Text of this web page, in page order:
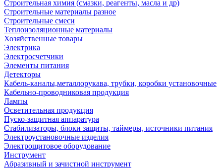
Строительная химия (смазки, реагенты, масла и др)
Строительные материалы разное
Строительные смеси
Теплоизоляционные материалы
Хозяйственные товары
Электрика
Электросчетчики
Элементы питания
Детекторы
Кабель-каналы,металлорукава, трубки, коробки установочные
Кабельно-проводниковая продукция
Лампы
Осветительная продукция
Пуско-защитная аппаратура
Стабилизаторы, блоки защиты, таймеры, источники питания
Электроустановочные изделия
Электрощитовое оборудование
Инструмент
Абразивный и зачистной инструмент